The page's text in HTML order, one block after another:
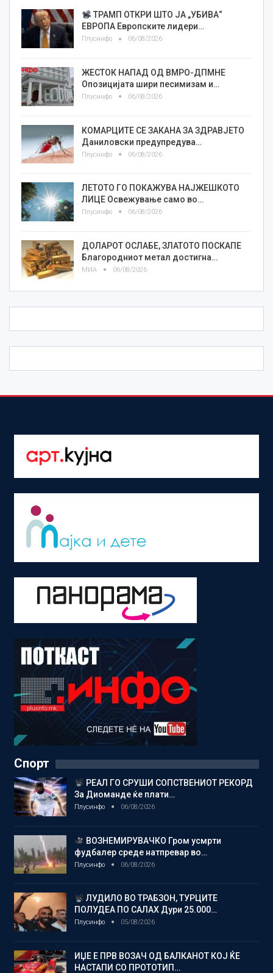
ТРАМП ОТКРИ ШТО ЈА „УБИВА“
ЕВРОПА Европските лидери…
Плусинфо 06/08/2026
ЖЕСТОК НАПАД ОД ВМРО-ДПМНЕ
Опозицијата шири песимизам и…
Плусинфо 06/08/2026
КОМАРЦИТЕ СЕ ЗАКАНА ЗА ЗДРАВЈЕТО
Даниловски предупредува…
Плусинфо 06/08/2026
ЛЕТОТО ГО ПОКАЖУВА НАЈЖЕШКОТО
ЛИЦE Освежување само во…
Плусинфо 06/08/2026
ДОЛАРОТ ОСЛАБЕ, ЗЛАТОТО ПОСКАПЕ
Благородниот метал достигна…
МИА 06/08/2026
Спорт
РЕАЛ ГО СРУШИ СОПСТВЕНИОТ РЕКОРД
За Диоманде ќе плати…
Плусинфо 06/08/2026
ВОЗНЕМИРУВАЧКО Гром усмрти
фудбалер среде натпревар во…
Плусинфо 06/08/2026
ЛУДИЛО ВО ТРАБЗОН, ТУРЦИТЕ
ПОЛУДЕА ПО САЛАХ Дури 25.000…
Плусинфо 05/08/2026
ИЏЕ Е ПРВ ВОЗАЧ ОД БАЛКАНОТ КОЈ ЌЕ
НАСТАПИ СО ПРОТОТИП…